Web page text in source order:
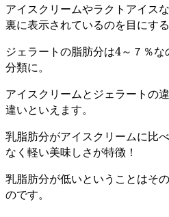
アイスクリームやラクトアイス
裏に表示されているのを目にす
ジェラートの脂肪分は4～７％
分類に。
アイスクリームとジェラートの
違いといえます。
乳脂肪分がアイスクリームに比
なく軽い美味しさが特徴！
乳脂肪分が低いということはそ
のです。